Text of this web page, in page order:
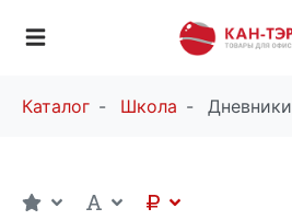
Каталог Школа Дневники